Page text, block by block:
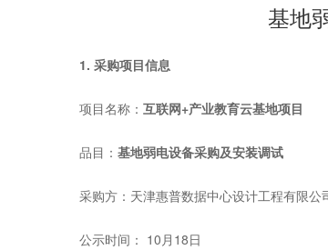
基地
1. 采购项目信息
项目名称： 互联网+产业教育云基地项目
品目： 基地弱电设备采购及安装调试
采购方：天津惠普数据中心设计工程有限公
公示时间： 10月18日